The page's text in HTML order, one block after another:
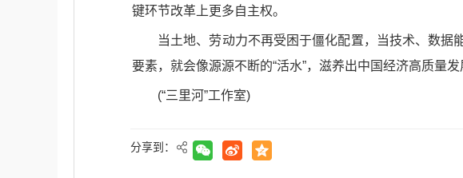
键环节改革上更多自主权。
当土地、劳动力不再受困于僵化配置，当技术、数
要素，就会像源源不断的“活水”，滋养出中国经济高质量发
(“三里河”工作室)
分享到：